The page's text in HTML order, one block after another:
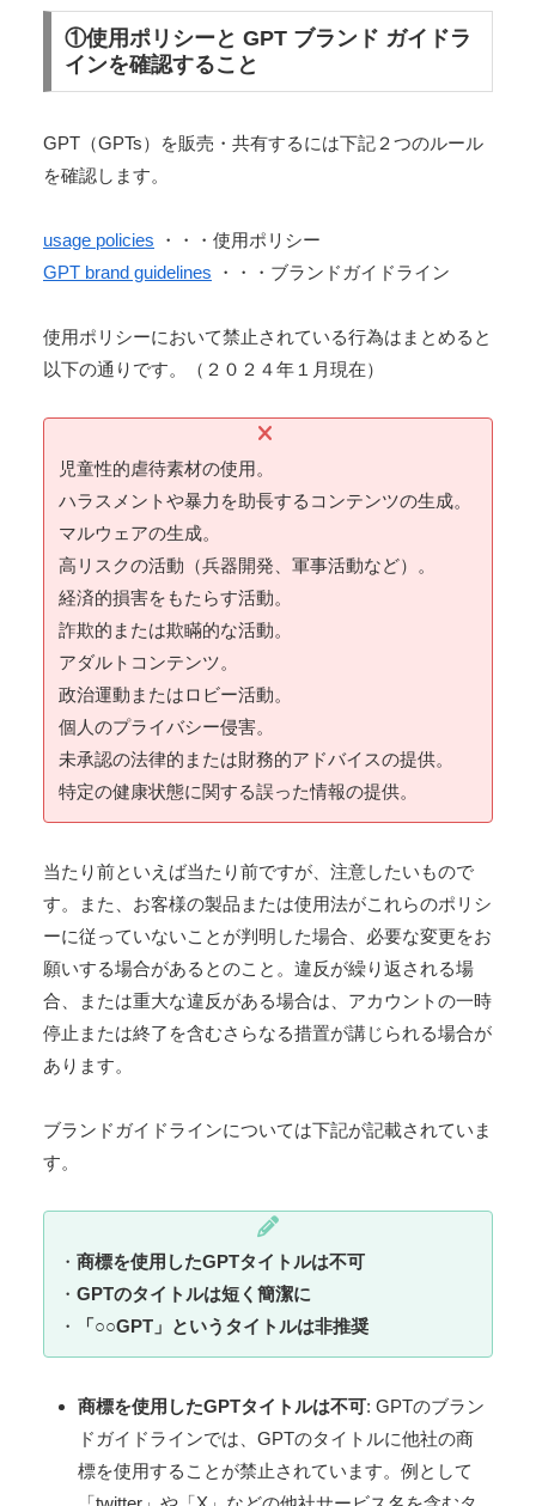
①使用ポリシーと GPT ブランド ガイドラ
インを確認すること
GPT（GPTs）を販売・共有するには下記２つのルール
を確認します。
usage policies ・・・使用ポリシー
GPT brand guidelines ・・・ブランドガイドライン
使用ポリシーにおいて禁止されている行為はまとめると
以下の通りです。（２０２４年１月現在）
児童性的虐待素材の使用。
ハラスメントや暴力を助長するコンテンツの生成。
マルウェアの生成。
高リスクの活動（兵器開発、軍事活動など）。
経済的損害をもたらす活動。
詐欺的または欺瞞的な活動。
アダルトコンテンツ。
政治運動またはロビー活動。
個人のプライバシー侵害。
未承認の法律的または財務的アドバイスの提供。
特定の健康状態に関する誤った情報の提供。
当たり前といえば当たり前ですが、注意したいもので
す。また、お客様の製品または使用法がこれらのポリシ
ーに従っていないことが判明した場合、必要な変更をお
願いする場合があるとのこと。違反が繰り返される場
合、または重大な違反がある場合は、アカウントの一時
停止または終了を含むさらなる措置が講じられる場合が
あります。
ブランドガイドラインについては下記が記載されていま
す。
・ 商標を使用したGPTタイトルは不可
・ GPTのタイトルは短く簡潔に
・
「○○GPT」というタイトルは非推奨
商標を使用したGPTタイトルは不可: GPTのブラン
ドガイドラインでは、GPTのタイトルに他社の商
標を使用することが禁止されています。例として